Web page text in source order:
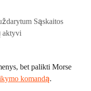
Sąskaitos
aktyvi
bet palikti Morse
komandą.